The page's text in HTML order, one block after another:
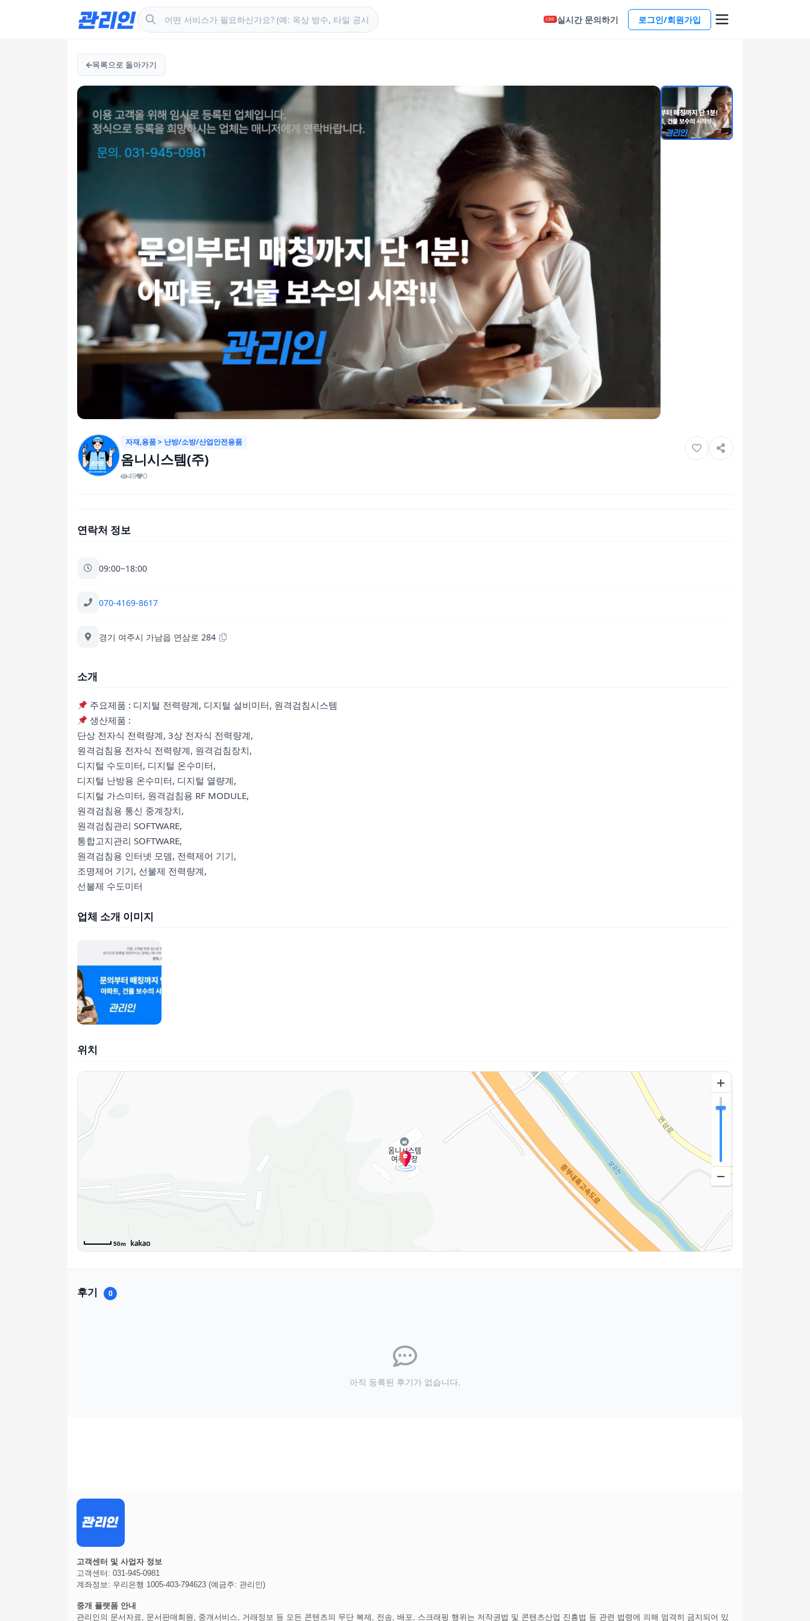
LIVE 실시간 문의하기 로그인/회원가입
목록으로 돌아가기
자재,용품 > 난방/소방/산업안전용품
옴니시스템(주)
49 0
연락처 정보
09:00~18:00
070-4169-8617
경기 여주시 가남읍 연삼로 284
소개
주요제품 : 디지털 전력량계, 디지털 설비미터, 원격검침시스템
생산제품 :
단상 전자식 전력량계, 3상 전자식 전력량계,
원격검침용 전자식 전력량계, 원격검침장치,
디지털 수도미터, 디지털 온수미터,
디지털 난방용 온수미터, 디지털 열량계,
디지털 가스미터, 원격검침용 RF MODULE,
원격검침용 통신 중계장치,
원격검침관리 SOFTWARE,
통합고지관리 SOFTWARE,
원격검침용 인터넷 모뎀, 전력제어 기기,
조명제어 기기, 선불제 전력량계,
선불제 수도미터
업체 소개 이미지
위치
50m
후기 0
아직 등록된 후기가 없습니다.
고객센터 및 사업자 정보
고객센터: 031-945-0981
계좌정보: 우리은행 1005-403-794623 (예금주: 관리인)
중개 플랫폼 안내
관리인의 문서자료, 문서판매회원, 중개서비스, 거래정보 등 모든 콘텐츠의 무단 복제, 전송, 배포, 스크래핑 행위는 저작권법 및 콘텐츠산업 진흥법 등 관련 법령에 의해 엄격히 금지되어 있